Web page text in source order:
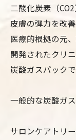
二酸化炭素（
皮膚の弾力を改
医療的根拠の元
開発されたクリ
炭酸ガスパック
一般的な炭酸ガ
サロンケアトリ